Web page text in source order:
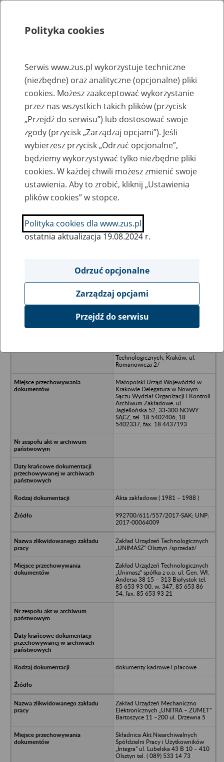
Rejestry, ewidencje i archiwa
Baza zlikwidowanych lub
przekształconych zakładów pracy
Nazwa zakładu pracy:
SZUKAJ
Ukryj wszystkie pozycje bazy
Zakład Urządzeń Technologicznych
Technologicznych, Kraków, ul.
Romanowicza 2/
Małopolski Urząd Wojewódzki w
Krakowie Delegatura w Nowym
Sączu Wydział Organizacji i Kontroli
Archiwum Zakładowe; ul.
Jagiellońska 52, 33-300 NOWY
SĄCZ, tel. 18 5402406; 18
5402337; fax. 18 4437193
Akta zakładowe ( 1981 – 1988 )
992700/611/557/2017-SAK; UNP:
2017-00064009
Zakład Urządzeń Technologicznych
„UNIMASZ” Olsztyn /sprzedaż/
Zakład Urządzeń Technologicznych
„Unimasz” spółka z o.o. ul. Gen. Wł.
Andersa 38 15 – 313 Białystok tel.
85 653 93 00, w. 347, 85 653 86
54, fax. 85 653 93 21
dokumenty kadrowe i płacowe
Zakład Urządzeń Mechaniczno
Elektronicznych „UNITRA – ZUMET”
Bartoszyce 11 –200 ul. Drzewna 5
Składnica Akt Niearchiwalnych
Spółdzielni Pracy i Użytkowników
„Integra” ul. Lubelska 43 B 10 – 410
Olsztyn tel. ( 089) 533 14 73
Polityka cookies
Serwis www.zus.pl wykorzystuje techniczne
(niezbędne) oraz analityczne (opcjonalne) pliki
cookies. Możesz zaakceptować wykorzystanie
przez nas wszystkich takich plików (przycisk
„Przejdź do serwisu”) lub dostosować swoje
zgody (przycisk „Zarządzaj opcjami”). Jeśli
wybierzesz przycisk „Odrzuć opcjonalne”,
będziemy wykorzystywać tylko niezbędne pliki
cookies. W każdej chwili możesz zmienić swoje
ustawienia. Aby to zrobić, kliknij „Ustawienia
plików cookies” w stopce.
Polityka cookies dla www.zus.pl
ostatnia aktualizacja 19.08.2024 r.
Odrzuć opcjonalne
Zarządzaj opcjami
Przejdź do serwisu